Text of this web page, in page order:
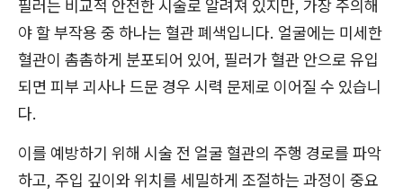
필러는 비교적 안전한 시술로 알려져 있지만, 가장 주의해
야 할 부작용 중 하나는 혈관 폐색입니다. 얼굴에는 미세한
혈관이 촘촘하게 분포되어 있어, 필러가 혈관 안으로 유입
되면 피부 괴사나 드문 경우 시력 문제로 이어질 수 있습니
다.
이를 예방하기 위해 시술 전 얼굴 혈관의 주행 경로를 파악
하고, 주입 깊이와 위치를 세밀하게 조절하는 과정이 중요